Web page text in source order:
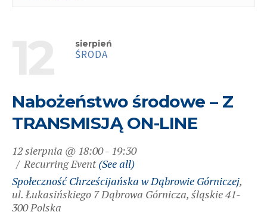
sierpień
ŚRODA
Nabożeństwo środowe – Z
TRANSMISJĄ ON-LINE
12 sierpnia @ 18:00- 19:30
Recurring Event(See all)
Społeczność Chrześcijańska w Dąbrowie Górniczej,
ul. Łukasińskiego 7Dąbrowa Górnicza, śląskie41-
300Polska